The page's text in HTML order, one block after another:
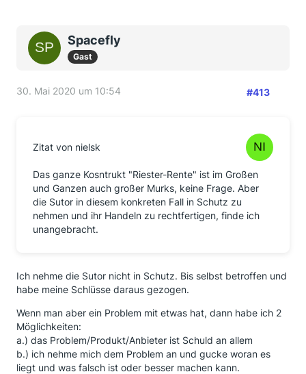
Spacefly
Gast
30. Mai 2020 um 10:54 #413
Zitat von nielsk
Das ganze Kosntrukt "Riester-Rente" ist im Großen
und Ganzen auch großer Murks, keine Frage. Aber
die Sutor in diesem konkreten Fall in Schutz zu
nehmen und ihr Handeln zu rechtfertigen, finde ich
unangebracht.
Ich nehme die Sutor nicht in Schutz. Bis selbst betroffen und
habe meine Schlüsse daraus gezogen.
Wenn man aber ein Problem mit etwas hat, dann habe ich 2
Möglichkeiten:
a.) das Problem/Produkt/Anbieter ist Schuld an allem
b.) ich nehme mich dem Problem an und gucke woran es
liegt und was falsch ist oder besser machen kann.